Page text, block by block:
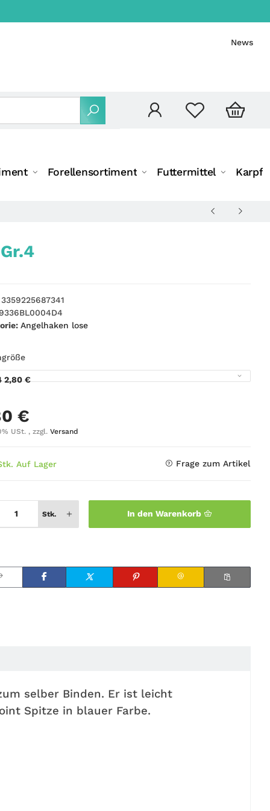
News
Forellensortiment Futtermittel
3359225687341
Angelhaken lose
2,80 €
€
USt. , zzgl. Versand
Auf Lager Frage zum Artikel
Stk. In den Warenkorb
selber Binden. Er ist leicht
Spitze in blauer Farbe.